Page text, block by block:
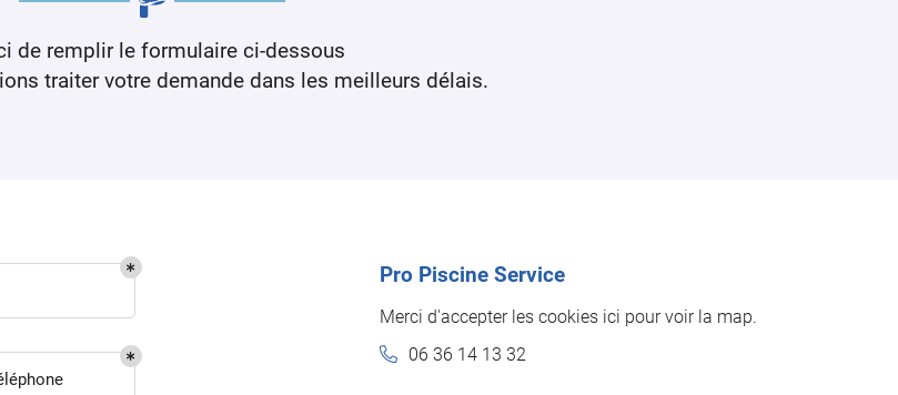
de remplir le formulaire ci-dessous
traiter votre demande dans les meilleurs délais.
Pro Piscine Service
Merci d'accepter les cookies ici pour voir la map.
06 36 14 13 32